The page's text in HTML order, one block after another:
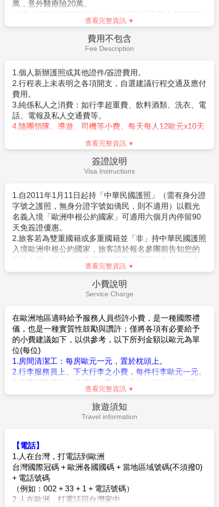
【奧斯陸Oslo】挪威首都奧斯陸自西元11世紀建立以
來，始終是斯堪地那維亞的政治與文化核心。城市依偎
在奧斯陸峽灣深處，背靠森林與群山，自然景觀與人文
底蘊交織出獨特魅力。走在熱鬧的卡爾約翰大道，可一
路通往十九世紀的 皇宮，感受北歐王室的莊嚴氣息；宏
偉的 市政廳 是諾貝爾和平獎頒獎的殿堂，承載世界矚
目的時刻。想要了解挪威的海洋歷史，維京船博物館 收
藏千年前的長船，重現當年維京航海的輝煌；在 維格蘭
情感。奧斯陸是一座綠意盎然的現代都市，處處蘊含歷
的磚紅色雙塔外觀聞名。建築設計結合了功能主義風格
與北歐特色，外觀莊嚴，內部卻充滿藝術氣息，牆面繪
有描繪挪威歷史、文化與日常生活的巨型壁畫，象徵國
家的傳承與價值。自1990年起，市政廳便成為這項世界
級榮耀的舞台，讓奧斯陸在國際間享有 「和平之都」的
美譽。今日的市政廳不僅是行政中心，也對外開放參
觀，遊客能在此感受挪威藝術與歷史的交織，並體驗世
界焦點落在奧斯陸的那份莊嚴氛圍。
【維格蘭人生雕刻公園Vigeland Sculpture Park】
奧斯陸的維格蘭人生雕刻公園，是世界上規模最大的雕
公園內共展出 超過200座雕塑，材質包含青銅、花崗岩
與鑄鐵，主題圍繞「人生旅程」，細膩呈現從嬰兒到老
年的各種姿態與情感。其中最著名的作品是生命之柱，
由一整塊花崗岩雕刻而成，高達17公尺，刻劃121位人
物糾纏盤旋，象徵生命延續與人類奮鬥；憤怒的小男孩
則以真實生動的神情廣受遊客喜愛，成為公園的代表性
雕像。
【卡爾約翰大街Karl Johans gate】
斯陸最熱鬧的林蔭大道，全長約1公里，連接奧斯陸中
央車站與皇宮是城市的中樞地帶。大道以瑞典—挪威聯
建築，例如奧斯陸大學、國家劇院 以及議會大廈，漫步
其中能感受濃厚的文化氣息。
查看完整資訊
住宿： Hotel Radisson Blu Alna 或同級
第9天 奧斯陸/北京
及羅浮敦的夢幻景緻深深珍藏於心。這片遼闊土地以大
自然的瑰麗和人文的底蘊，帶來無數難忘的感動與記
專車前往奧斯陸機場辦理登機手續，搭乘班機飛往轉機
點。
早餐： 飯店早餐
午餐：
配合退稅，敬請自理
晚餐： 機上簡餐